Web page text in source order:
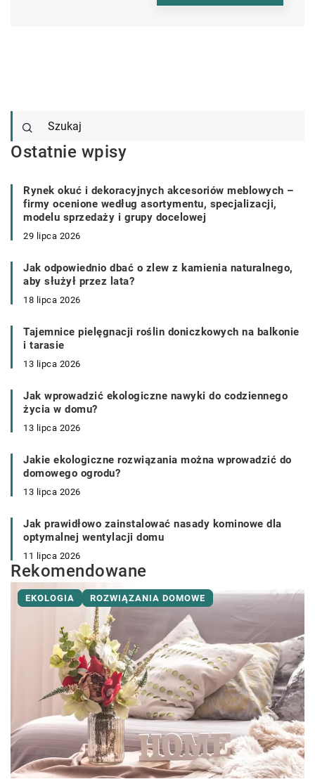
Ostatnie wpisy
Rynek okuć i dekoracyjnych akcesoriów meblowych –
firmy ocenione według asortymentu, specjalizacji,
modelu sprzedaży i grupy docelowej
29 lipca 2026
Jak odpowiednio dbać o zlew z kamienia naturalnego,
aby służył przez lata?
18 lipca 2026
Tajemnice pielęgnacji roślin doniczkowych na balkonie
i tarasie
13 lipca 2026
Jak wprowadzić ekologiczne nawyki do codziennego
życia w domu?
13 lipca 2026
Jakie ekologiczne rozwiązania można wprowadzić do
domowego ogrodu?
13 lipca 2026
Jak prawidłowo zainstalować nasady kominowe dla
optymalnej wentylacji domu
11 lipca 2026
Rekomendowane
EKOLOGIA ROZWIĄZANIA DOMOWE